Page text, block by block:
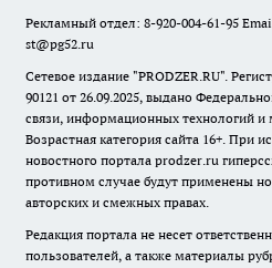
Рекламный отдел: 8-920-004-61-95
st@pg52.ru
Сетевое издание "PRODZER.RU".
90121 от 26.09.2025, выдано
связи, информационных технологий
Возрастная категория сайта 16+. При
новостного портала prodzer.ru
противном случае будут применены
авторских и смежных правах.
Редакция портала не несет
пользователей, а также материалы